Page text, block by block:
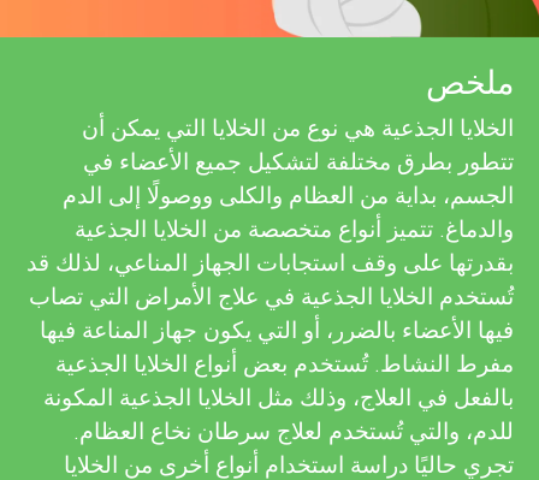
o
u
n
g
M
n
حول
e
v
i
e
w
e
r
s
ملخص
الخلايا الجذعية هي نوع من الخلايا التي يمكن أن
تتطور بطرق مختلفة لتشكيل جميع الأعضاء في
الجسم، بداية من العظام والكلى ووصولًا إلى الدم
والدماغ. تتميز أنواع متخصصة من الخلايا الجذعية
بقدرتها على وقف استجابات الجهاز المناعي، لذلك قد
تُستخدم الخلايا الجذعية في علاج الأمراض التي تصاب
فيها الأعضاء بالضرر، أو التي يكون جهاز المناعة فيها
مفرط النشاط. تُستخدم بعض أنواع الخلايا الجذعية
بالفعل في العلاج، وذلك مثل الخلايا الجذعية المكونة
للدم، والتي تُستخدم لعلاج سرطان نخاع العظام.
تجري حاليًا دراسة استخدام أنواع أخرى من الخلايا